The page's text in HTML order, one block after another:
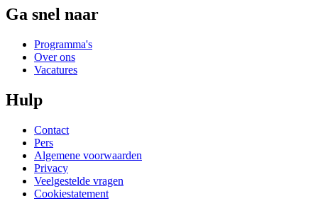
Ga snel naar
Programma's
Over ons
Vacatures
Hulp
Contact
Pers
Algemene voorwaarden
Privacy
Veelgestelde vragen
Cookiestatement